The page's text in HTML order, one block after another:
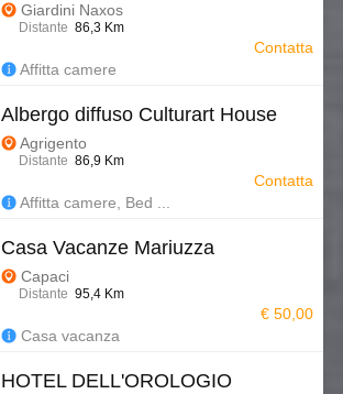
Giardini Naxos
Distante 86,3 Km
Affitta camere
Contatta
Albergo diffuso Culturart House
Agrigento
Distante 86,9 Km
Affitta camere, Bed ...
Contatta
Casa Vacanze Mariuzza
Capaci
Distante 95,4 Km
Casa vacanza
€ 50,00
HOTEL DELL'OROLOGIO